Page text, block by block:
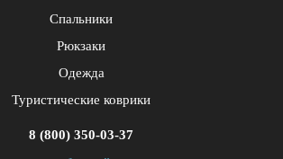
Спальники
Рюкзаки
Одежда
Туристические коврики
8 (800) 350-03-37